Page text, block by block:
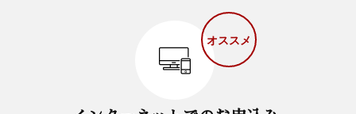
オススメ